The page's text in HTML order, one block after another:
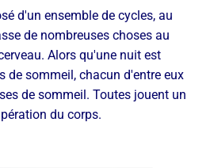
d'un ensemble de cycles, au
de nombreuses choses au
Alors qu'une nuit est
de sommeil, chacun d'entre eux
de sommeil. Toutes jouent un
du corps.